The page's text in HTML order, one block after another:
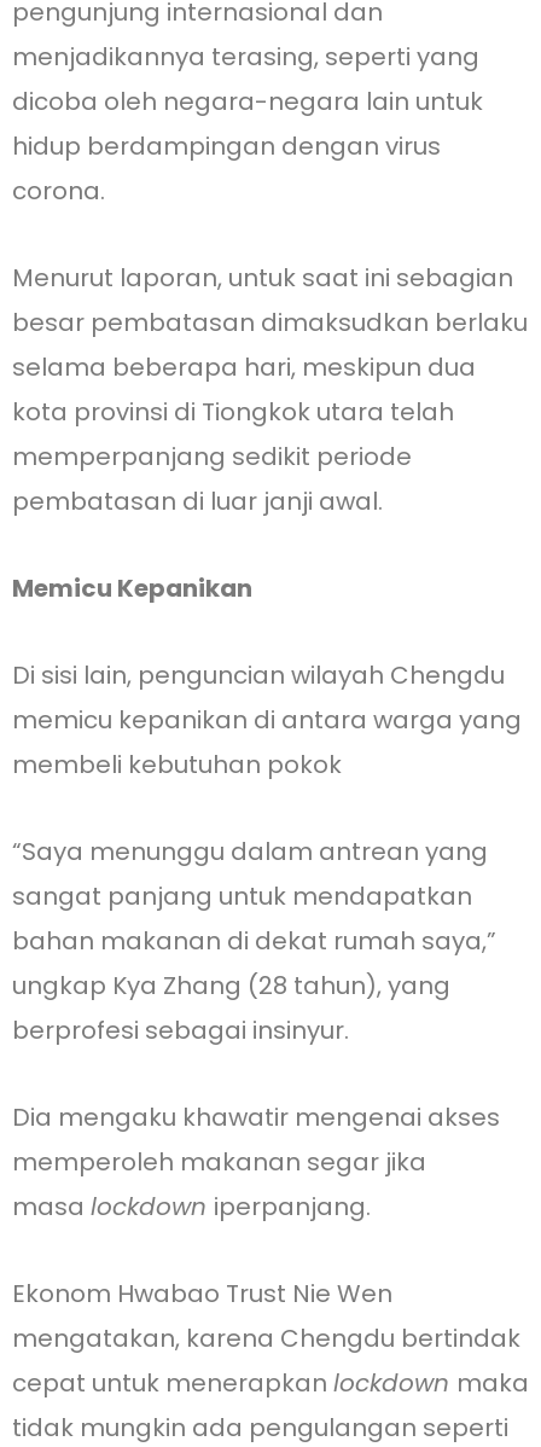
pengunjung internasional dan
menjadikannya terasing, seperti yang
dicoba oleh negara-negara lain untuk
hidup berdampingan dengan virus
corona.
Menurut laporan, untuk saat ini sebagian
besar pembatasan dimaksudkan berlaku
selama beberapa hari, meskipun dua
kota provinsi di Tiongkok utara telah
memperpanjang sedikit periode
pembatasan di luar janji awal.
Memicu Kepanikan
Di sisi lain, penguncian wilayah Chengdu
memicu kepanikan di antara warga yang
membeli kebutuhan pokok
“Saya menunggu dalam antrean yang
sangat panjang untuk mendapatkan
bahan makanan di dekat rumah saya,”
ungkap Kya Zhang (28 tahun), yang
berprofesi sebagai insinyur.
Dia mengaku khawatir mengenai akses
memperoleh makanan segar jika
masa lockdown iperpanjang.
Ekonom Hwabao Trust Nie Wen
mengatakan, karena Chengdu bertindak
cepat untuk menerapkan lockdown maka
tidak mungkin ada pengulangan seperti